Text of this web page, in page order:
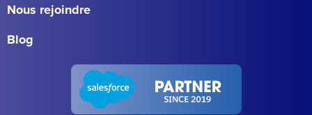
Nous rejoindre
Blog